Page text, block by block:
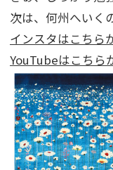
次は、何州へいく
インスタはこちら
YouTubeはこちら